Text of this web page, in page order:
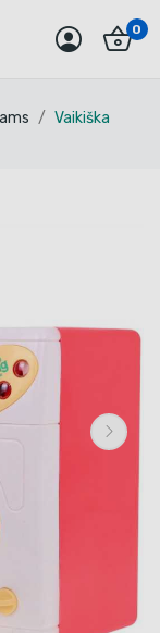
0
Vaikiška